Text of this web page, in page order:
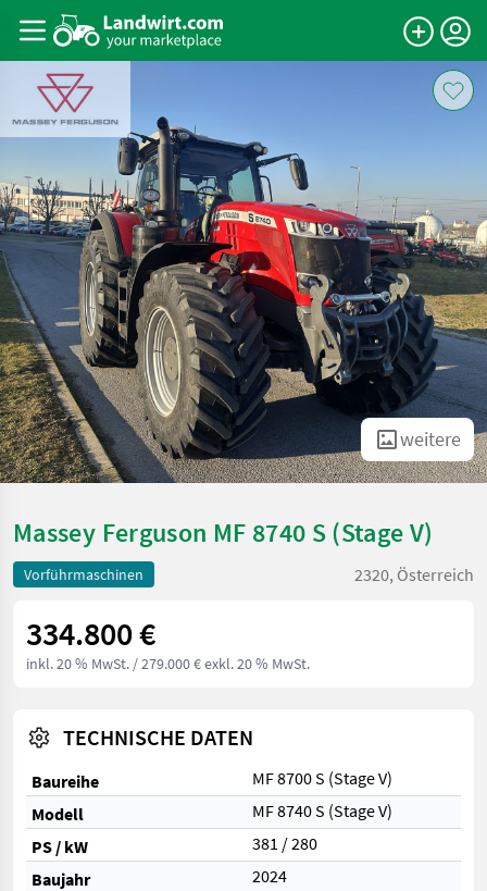
weitere
Massey Ferguson MF 8740 S (Stage V)
Vorführmaschinen 2320, Österreich
334.800 €
inkl. 20 % MwSt. / 279.000 € exkl. 20 % MwSt.
TECHNISCHE DATEN
Baureihe
MF 8700 S (Stage V)
Modell
MF 8740 S (Stage V)
PS / kW
381 / 280
Baujahr
2024